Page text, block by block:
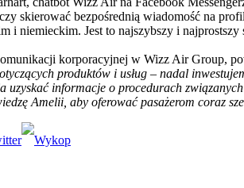
skierować bezpośrednią wiadomość na
i niemieckim. Jest to najszybszy i
korporacyjnej w Wizz Air Group,
produktów i usług – nadal
uzyskać informacje o procedurach
Amelii, aby oferować pasażerom coraz